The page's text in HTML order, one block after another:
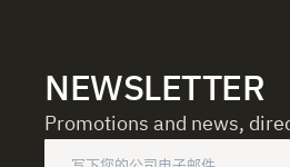
Utilizziamo i cookie per garantire
usufruire del servizio richiesto,
contenuti ed annunci, per fornire
NEWSLETTER
Promotions and news,